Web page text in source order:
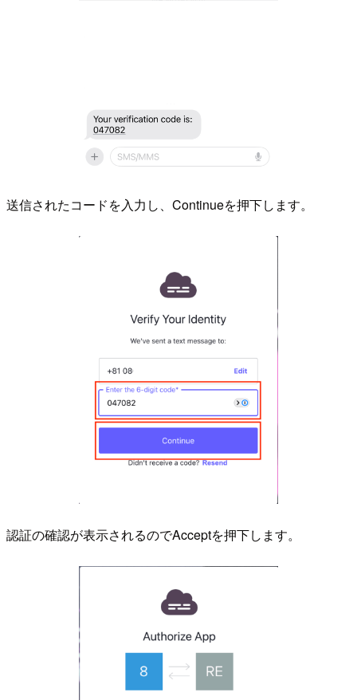
送信されたコードを入力し、Continueを押下します。
認証の確認が表示されるのでAcceptを押下します。